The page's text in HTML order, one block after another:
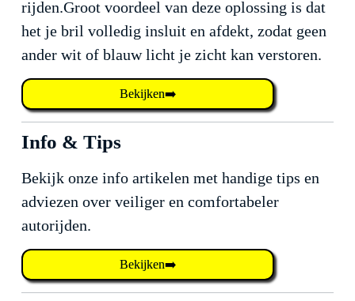
rijden.Groot voordeel van deze oplossing is dat
het je bril volledig insluit en afdekt, zodat geen
ander wit of blauw licht je zicht kan verstoren.
Bekijken➡️
Info & Tips
Bekijk onze info artikelen met handige tips en
adviezen over veiliger en comfortabeler
autorijden.
Bekijken➡️